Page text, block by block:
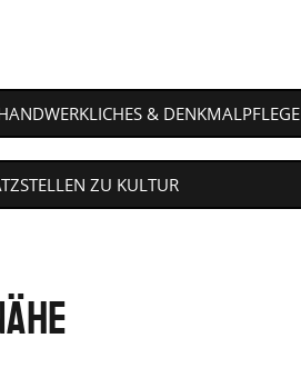
& DENKMALPFLEGE
ZU KULTUR